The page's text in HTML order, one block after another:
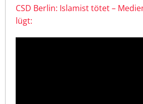
CSD Berlin: Islamist tötet –
lügt: